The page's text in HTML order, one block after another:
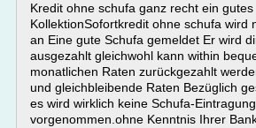
Kredit ohne schufa ganz recht ein gutes
KollektionSofortkredit ohne schufa wird
an Eine gute Schufa gemeldet Er wird
ausgezahlt gleichwohl kann within
monatlichen Raten zurückgezahlt
und gleichbleibende Raten Bezüglich
es wird wirklich keine Schufa-Eintragung
vorgenommen.ohne Kenntnis Ihrer